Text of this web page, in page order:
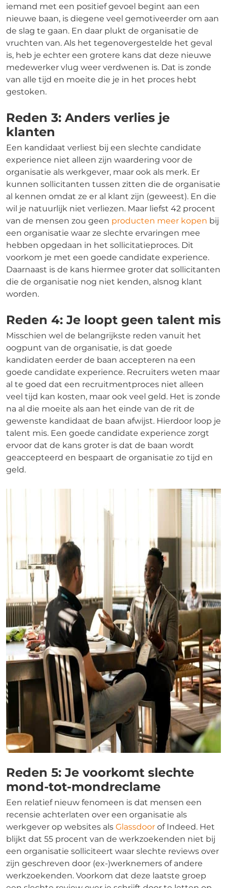
iemand met een positief gevoel begint aan een
nieuwe baan, is diegene veel gemotiveerder om aan
de slag te gaan. En daar plukt de organisatie de
vruchten van. Als het tegenovergestelde het geval
is, heb je echter een grotere kans dat deze nieuwe
medewerker vlug weer verdwenen is. Dat is zonde
van alle tijd en moeite die je in het proces hebt
gestoken.
Reden 3: Anders verlies je
klanten
Een kandidaat verliest bij een slechte candidate
experience niet alleen zijn waardering voor de
organisatie als werkgever, maar ook als merk. Er
kunnen sollicitanten tussen zitten die de organisatie
al kennen omdat ze er al klant zijn (geweest). En die
wil je natuurlijk niet verliezen. Maar liefst 42 procent
van de mensen zou geen producten meer kopen bij
een organisatie waar ze slechte ervaringen mee
hebben opgedaan in het sollicitatieproces. Dit
voorkom je met een goede candidate experience.
Daarnaast is de kans hiermee groter dat sollicitanten
die de organisatie nog niet kenden, alsnog klant
worden.
Reden 4: Je loopt geen talent mis
Misschien wel de belangrijkste reden vanuit het
oogpunt van de organisatie, is dat goede
kandidaten eerder de baan accepteren na een
goede candidate experience. Recruiters weten maar
al te goed dat een recruitmentproces niet alleen
veel tijd kan kosten, maar ook veel geld. Het is zonde
na al die moeite als aan het einde van de rit de
gewenste kandidaat de baan afwijst. Hierdoor loop je
talent mis. Een goede candidate experience zorgt
ervoor dat de kans groter is dat de baan wordt
geaccepteerd en bespaart de organisatie zo tijd en
geld.
Reden 5: Je voorkomt slechte
mond-tot-mondreclame
Een relatief nieuw fenomeen is dat mensen een
recensie achterlaten over een organisatie als
werkgever op websites als Glassdoor of Indeed. Het
blijkt dat 55 procent van de werkzoekenden niet bij
een organisatie solliciteert waar slechte reviews over
zijn geschreven door (ex-)werknemers of andere
werkzoekenden. Voorkom dat deze laatste groep